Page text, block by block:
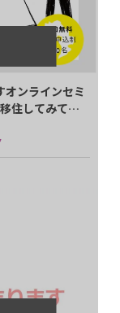
ンラインセミ
住してみてぶ